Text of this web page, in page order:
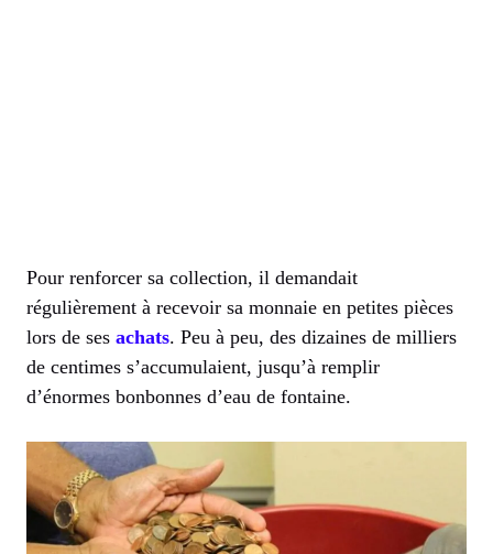
Pour renforcer sa collection, il demandait
régulièrement à recevoir sa monnaie en petites pièces
lors de ses achats. Peu à peu, des dizaines de milliers
de centimes s’accumulaient, jusqu’à remplir
d’énormes bonbonnes d’eau de fontaine.